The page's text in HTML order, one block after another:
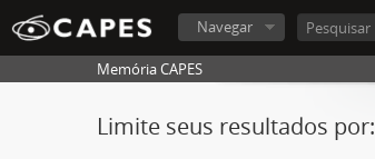
Navegar
Memória CAPES
Limite seus resultados por: